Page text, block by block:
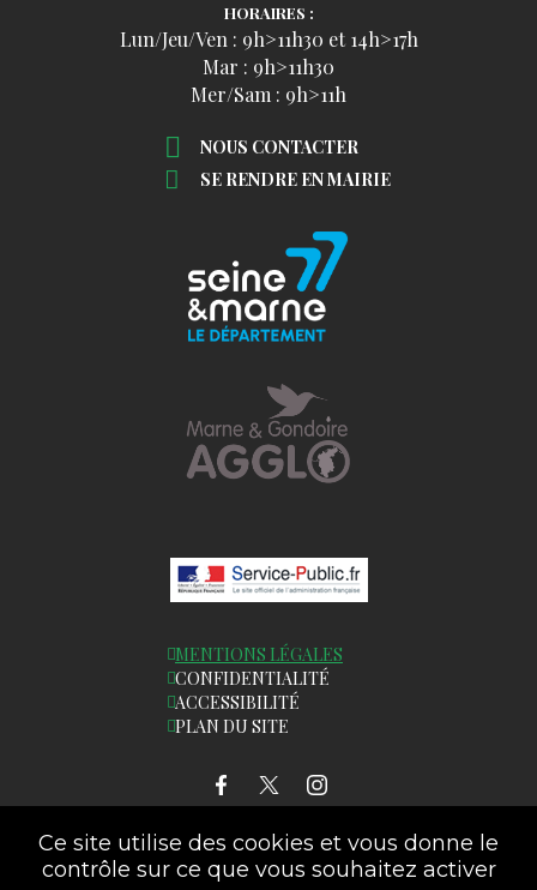
HORAIRES :
Lun/Jeu/Ven : 9h>11h30 et 14h>17h
Mar : 9h>11h30
Mer/Sam : 9h>11h
NOUS CONTACTER
SE RENDRE EN MAIRIE
MENTIONS LÉGALES
CONFIDENTIALITÉ
ACCESSIBILITÉ
PLAN DU SITE
LETTRE D'INFORMATION
Ce site utilise des cookies et vous donne le
contrôle sur ce que vous souhaitez activer